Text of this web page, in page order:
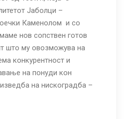
Јаболци –
Каменолом и со
нов сопствен готов
што му овозможува на
конкурентност и
на понуди кон
на нискоградба –